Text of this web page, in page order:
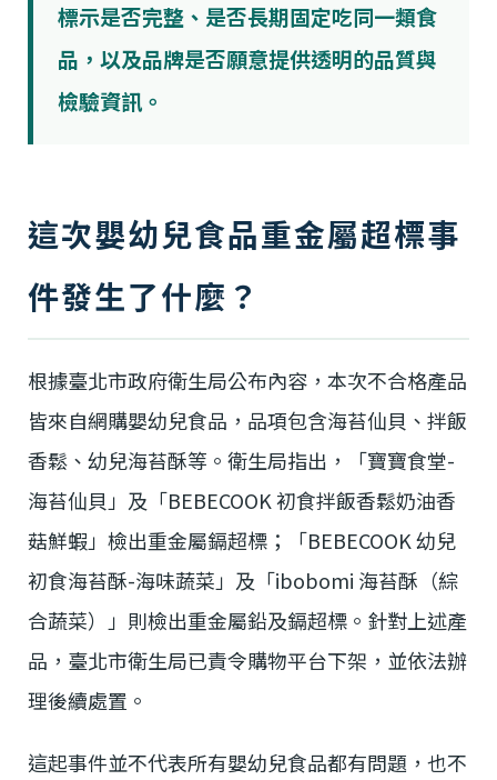
標示是否完整、是否長期固定吃同一類食
品，以及品牌是否願意提供透明的品質與
檢驗資訊。
這次嬰幼兒食品重金屬超標事
件發生了什麼？
根據臺北市政府衛生局公布內容，本次不合格產品
皆來自網購嬰幼兒食品，品項包含海苔仙貝、拌飯
香鬆、幼兒海苔酥等。衛生局指出，「寶寶食堂-
海苔仙貝」及「BEBECOOK 初食拌飯香鬆奶油香
菇鮮蝦」檢出重金屬鎘超標；「BEBECOOK 幼兒
初食海苔酥-海味蔬菜」及「ibobomi 海苔酥（綜
合蔬菜）」則檢出重金屬鉛及鎘超標。針對上述產
品，臺北市衛生局已責令購物平台下架，並依法辦
理後續處置。
這起事件並不代表所有嬰幼兒食品都有問題，也不